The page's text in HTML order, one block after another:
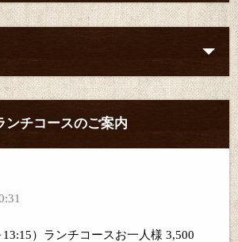
ンチコースのご案内
）ランチコースお一人様 3,500